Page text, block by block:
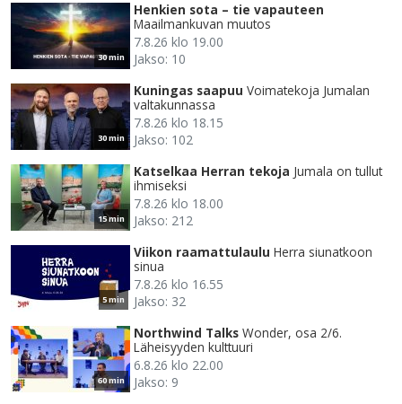
30 min
Henkien sota – tie vapauteen
Maailmankuvan muutos
7.8.26 klo 19.00
Jakso: 10
30 min
Kuningas saapuu Voimatekoja Jumalan
valtakunnassa
7.8.26 klo 18.15
Jakso: 102
15 min
Katselkaa Herran tekoja Jumala on tullut
ihmiseksi
7.8.26 klo 18.00
Jakso: 212
5 min
Viikon raamattulaulu Herra siunatkoon
sinua
7.8.26 klo 16.55
Jakso: 32
60 min
Northwind Talks Wonder, osa 2/6.
Läheisyyden kulttuuri
6.8.26 klo 22.00
Jakso: 9